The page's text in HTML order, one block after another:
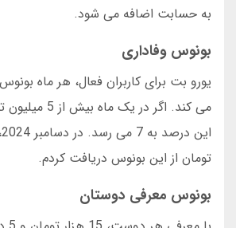
به حسابت اضافه می شود.
بونوس وفاداری
می کند. اگر در یک
تومان از این بونوس دریافت کردم.
بونوس معرفی دوستان